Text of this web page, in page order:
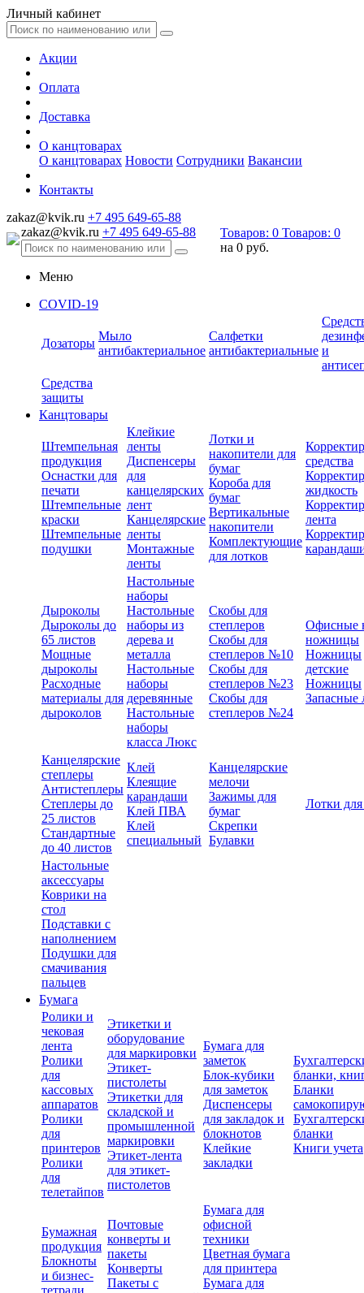
Личный кабинет
Акции
Оплата
Доставка
О канцтоварах
О канцтоварах Новости Сотрудники Вакансии
Контакты
zakaz@kvik.ru +7 495 649-65-88
zakaz@kvik.ru +7 495 649-65-88 Товаров: 0 Товаров: 0
на 0 руб.
Меню
COVID-19
Дозаторы
Мыло
антибактериальное
Салфетки
антибактериальные и
Средства
защиты
Канцтовары
Штемпельная
продукция
Оснастки для
печати
Штемпельные
краски
Штемпельные
подушки
Клейкие
ленты
Диспенсеры
для
канцелярских
лент
Канцелярские
ленты
Монтажные
ленты
Лотки и
накопители для
бумаг
Короба для
бумаг
Вертикальные
накопители
Комплектующие
для лотков
средства
жидкость
лента
Дыроколы
Дыроколы до
65 листов
Мощные
дыроколы
Расходные
материалы для
дыроколов
Настольные
наборы
Настольные
наборы из
дерева и
металла
Настольные
наборы
деревянные
Настольные
наборы
класса Люкс
Скобы для
степлеров
Скобы для
степлеров №10
Скобы для
степлеров №23
Скобы для
степлеров №24
Офисные
ножницы
Ножницы
детские
Ножницы
Запасные
Канцелярские
степлеры
Антистеплеры
Степлеры до
25 листов
Стандартные
до 40 листов
Клей
Клеящие
карандаши
Клей ПВА
Клей
специальный
Канцелярские
мелочи
Зажимы для
бумаг
Скрепки
Булавки
Лотки
Настольные
аксессуары
Коврики на
стол
Подставки с
наполнением
Подушки для
смачивания
пальцев
Бумага
Ролики и
чековая
лента
Ролики
для
кассовых
аппаратов
Ролики
для
принтеров
Ролики
для
телетайпов
Этикетки и
оборудование
для маркировки
Этикет-
пистолеты
Этикетки для
складской и
промышленной
маркировки
Этикет-лента
для этикет-
пистолетов
Бумага для
заметок
Блок-кубики
для заметок
Диспенсеры
для закладок и
блокнотов
Клейкие
закладки
бланки,
Бланки
бланки
Книги учета
Бумажная
продукция
Блокноты
и бизнес-
тетради
Почтовые
конверты и
пакеты
Конверты
Пакеты с
Бумага для
офисной
техники
Цветная бумага
для принтера
Бумага для